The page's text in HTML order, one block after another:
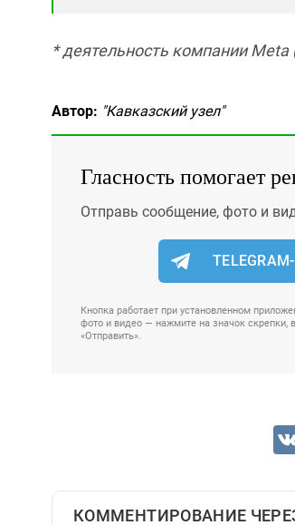
* деятельность компании
Автор: "Кавказский узел"
Гласность помогает
Отправь сообщение, фото и
Кнопка работает при установленном
фото и видео — нажмите на значок скрепки,
«Отправить».
КОММЕНТИРОВАНИЕ